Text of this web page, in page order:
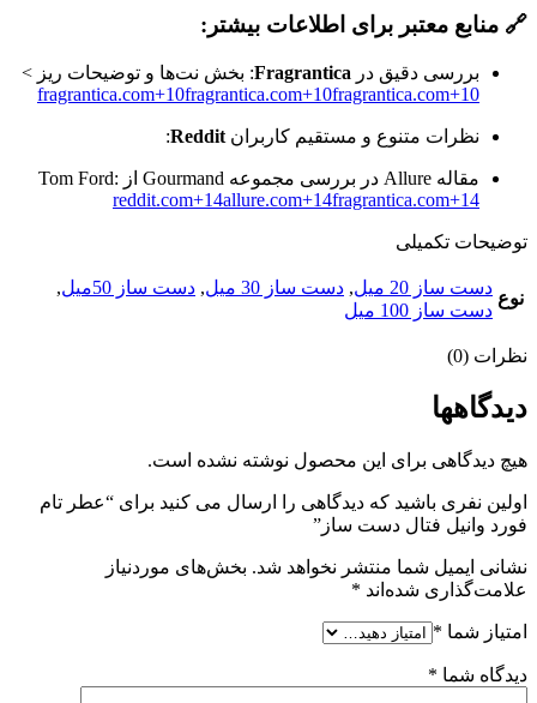
🔗 منابع معتبر برای اطلاعات بیشتر:
بررسی دقیق در Fragrantica: بخش نت‌ها و توضیحات ریز >
fragrantica.com+10fragrantica.com+10fragrantica.com+10
نظرات متنوع و مستقیم کاربران Reddit
:
مقاله Allure در بررسی مجموعه Gourmand از Tom Ford:
reddit.com+14allure.com+14fragrantica.com+14
توضیحات تکمیلی
نوع
دست ساز 20 میل , دست ساز 30 میل , دست ساز 50میل
,
دست ساز 100 میل
نظرات (0)
دیدگاهها
هیچ دیدگاهی برای این محصول نوشته نشده است.
اولین نفری باشید که دیدگاهی را ارسال می کنید برای “عطر تام
فورد وانیل فتال دست ساز”
نشانی ایمیل شما منتشر نخواهد شد. بخش‌های موردنیاز
علامت‌گذاری شده‌اند *
امتیاز شما *
دیدگاه شما *